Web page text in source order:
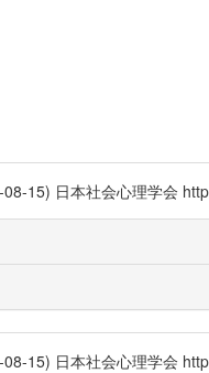
15) 日本社会心理学会
15) 日本社会心理学会